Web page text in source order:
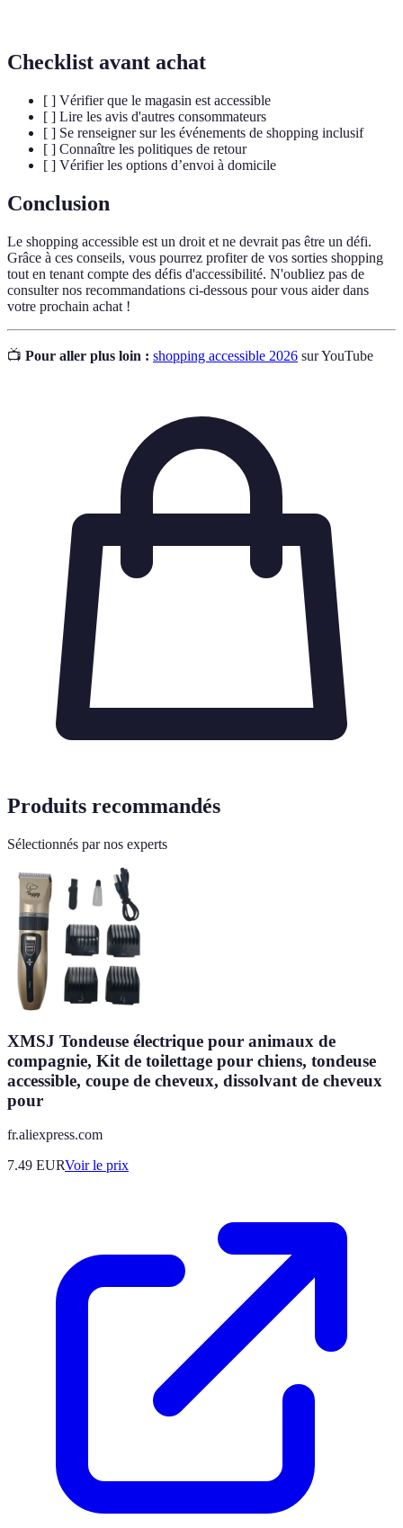
Checklist avant achat
[ ] Vérifier que le magasin est accessible
[ ] Lire les avis d'autres consommateurs
[ ] Se renseigner sur les événements de shopping inclusif
[ ] Connaître les politiques de retour
[ ] Vérifier les options d’envoi à domicile
Conclusion
Le shopping accessible est un droit et ne devrait pas être un défi.
Grâce à ces conseils, vous pourrez profiter de vos sorties shopping
tout en tenant compte des défis d'accessibilité. N'oubliez pas de
consulter nos recommandations ci-dessous pour vous aider dans
votre prochain achat !
📺 Pour aller plus loin : shopping accessible 2026 sur YouTube
Produits recommandés
Sélectionnés par nos experts
XMSJ Tondeuse électrique pour animaux de
compagnie, Kit de toilettage pour chiens, tondeuse
accessible, coupe de cheveux, dissolvant de cheveux
pour
fr.aliexpress.com
7.49 EURVoir le prix